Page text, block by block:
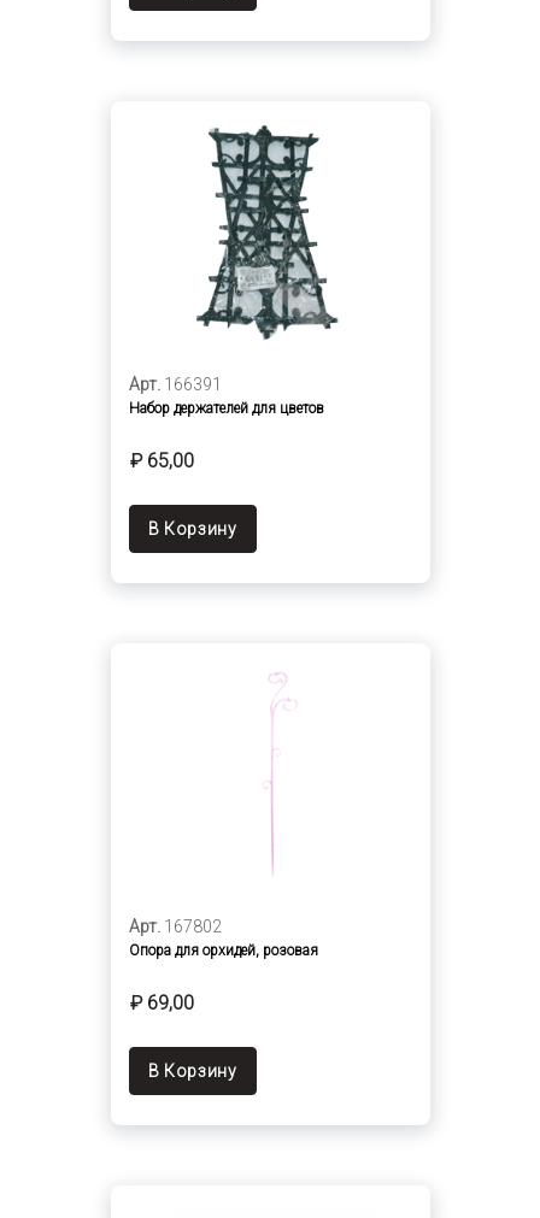
Арт. 166391
Набор держателей для цветов
₽ 65,00
В Корзину
Арт. 167802
Опора для орхидей, розовая
₽ 69,00
В Корзину